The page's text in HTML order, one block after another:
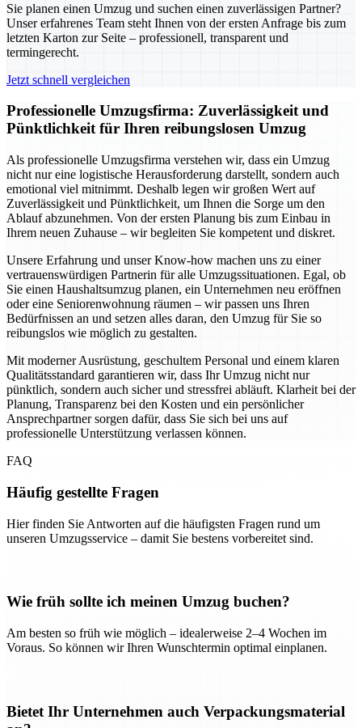
Sie planen einen Umzug und suchen einen zuverlässigen Partner?
Unser erfahrenes Team steht Ihnen von der ersten Anfrage bis zum
letzten Karton zur Seite – professionell, transparent und
termingerecht.
Jetzt schnell vergleichen
Professionelle Umzugsfirma: Zuverlässigkeit und
Pünktlichkeit für Ihren reibungslosen Umzug
Als professionelle Umzugsfirma verstehen wir, dass ein Umzug
nicht nur eine logistische Herausforderung darstellt, sondern auch
emotional viel mitnimmt. Deshalb legen wir großen Wert auf
Zuverlässigkeit und Pünktlichkeit, um Ihnen die Sorge um den
Ablauf abzunehmen. Von der ersten Planung bis zum Einbau in
Ihrem neuen Zuhause – wir begleiten Sie kompetent und diskret.
Unsere Erfahrung und unser Know-how machen uns zu einer
vertrauenswürdigen Partnerin für alle Umzugssituationen. Egal, ob
Sie einen Haushaltsumzug planen, ein Unternehmen neu eröffnen
oder eine Seniorenwohnung räumen – wir passen uns Ihren
Bedürfnissen an und setzen alles daran, den Umzug für Sie so
reibungslos wie möglich zu gestalten.
Mit moderner Ausrüstung, geschultem Personal und einem klaren
Qualitätsstandard garantieren wir, dass Ihr Umzug nicht nur
pünktlich, sondern auch sicher und stressfrei abläuft. Klarheit bei der
Planung, Transparenz bei den Kosten und ein persönlicher
Ansprechpartner sorgen dafür, dass Sie sich bei uns auf
professionelle Unterstützung verlassen können.
FAQ
Häufig gestellte Fragen
Hier finden Sie Antworten auf die häufigsten Fragen rund um
unseren Umzugsservice – damit Sie bestens vorbereitet sind.
Wie früh sollte ich meinen Umzug buchen?
Am besten so früh wie möglich – idealerweise 2–4 Wochen im
Voraus. So können wir Ihren Wunschtermin optimal einplanen.
Bietet Ihr Unternehmen auch Verpackungsmaterial